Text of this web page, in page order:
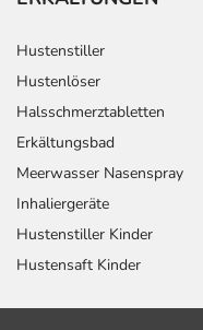
Hustenstiller
Hustenlöser
Halsschmerztabletten
Erkältungsbad
Meerwasser Nasenspray
Inhaliergeräte
Hustenstiller Kinder
Hustensaft Kinder